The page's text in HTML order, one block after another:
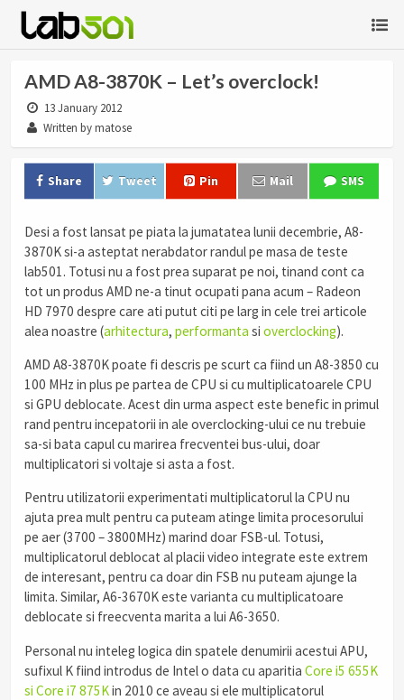
AMD A8-3870K – Let’s overclock!
13 January 2012
Written by matose
Share Tweet Pin Mail SMS
Desi a fost lansat pe piata la jumatatea lunii decembrie, A8-
3870K si-a asteptat nerabdator randul pe masa de teste
lab501. Totusi nu a fost prea suparat pe noi, tinand cont ca
tot un produs AMD ne-a tinut ocupati pana acum – Radeon
HD 7970 despre care ati putut citi pe larg in cele trei articole
alea noastre (arhitectura, performanta si overclocking).
AMD A8-3870K poate fi descris pe scurt ca fiind un A8-3850 cu
100 MHz in plus pe partea de CPU si cu multiplicatoarele CPU
si GPU deblocate. Acest din urma aspect este benefic in primul
rand pentru incepatorii in ale overclocking-ului ce nu trebuie
sa-si bata capul cu marirea frecventei bus-ului, doar
multiplicatori si voltaje si asta a fost.
Pentru utilizatorii experimentati multiplicatorul la CPU nu
ajuta prea mult pentru ca puteam atinge limita procesorului
pe aer (3700 – 3800MHz) marind doar FSB-ul. Totusi,
multiplicatorul deblocat al placii video integrate este extrem
de interesant, pentru ca doar din FSB nu puteam ajunge la
limita. Similar, A6-3670K este varianta cu multiplicatoare
deblocate si freecventa marita a lui A6-3650.
Personal nu inteleg logica din spatele denumirii acestui APU,
sufixul K fiind introdus de Intel o data cu aparitia Core i5 655K
si Core i7 875Kin 2010 ce aveau si ele multiplicatorul